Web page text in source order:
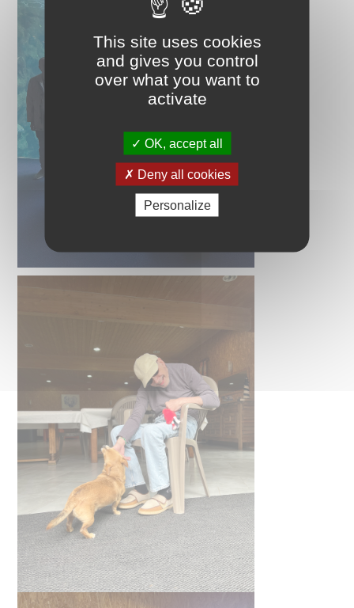
This site uses cookies
and gives you control
over what you want to
activate
OK, accept all
Deny all cookies
Personalize